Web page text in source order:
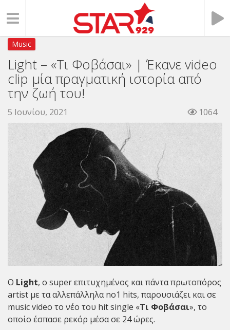
Music
Light – «Τι Φοβάσαι» | Έκανε video
clip μία πραγματική ιστορία από
την ζωή του!
5 Ιουνίου, 2021 1064
Ο Light, ο super επιτυχημένος και πάντα πρωτοπόρος
artist με τα αλλεπάλληλα no1 hits, παρουσιάζει και σε
music video το νέο του hit single «Τι Φοβάσαι», το
οποίο έσπασε ρεκόρ μέσα σε 24 ώρες.